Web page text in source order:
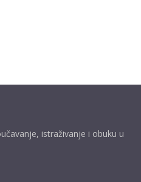
istraživanje i obuku u